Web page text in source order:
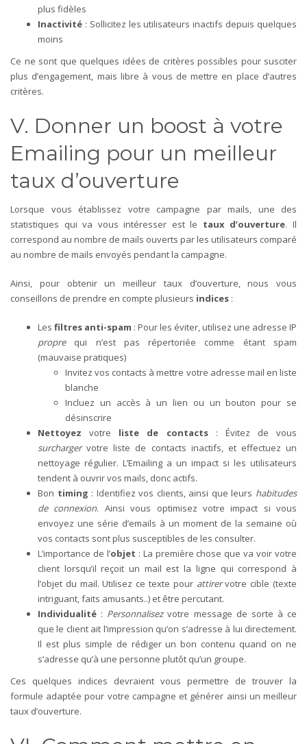
plus fidèles
Inactivité : Sollicitez les utilisateurs inactifs depuis quelques
moins
Ce ne sont que quelques idées de critères possibles pour susciter
plus d’engagement, mais libre à vous de mettre en place d’autres
critères.
V. Donner un boost à votre
Emailing pour un meilleur
taux d’ouverture
Lorsque vous établissez votre campagne par mails, une des
statistiques qui va vous intéresser est le taux d’ouverture. Il
correspond au nombre de mails ouverts par les utilisateurs comparé
au nombre de mails envoyés pendant la campagne.
Ainsi, pour obtenir un meilleur taux d’ouverture, nous vous
conseillons de prendre en compte plusieurs indices :
Les filtres anti-spam : Pour les éviter, utilisez une adresse IP
propre qui n’est pas répertoriée comme étant spam
(mauvaise pratiques)
Invitez vos contacts à mettre votre adresse mail en liste
blanche
Incluez un accès à un lien ou un bouton pour se
désinscrire
Nettoyez votre liste de contacts: Évitez de vous
surchargervotre liste de contacts inactifs, et effectuez un
nettoyage régulier. L’Emailing a un impact si les utilisateurs
tendent à ouvrir vos mails, donc actifs.
Bon timing : Identifiez vos clients, ainsi que leurs habitudes
de connexion. Ainsi vous optimisez votre impact si vous
envoyez une série d’emails à un moment de la semaine où
vos contacts sont plus susceptibles de les consulter.
L’importance de l’objet : La première chose que va voir votre
client lorsqu’il reçoit un mail est la ligne qui correspond à
l’objet du mail. Utilisez ce texte pour attirervotre cible (texte
intriguant, faits amusants..) et être percutant.
Individualité : Personnalisezvotre message de sorte à ce
que le client ait l’impression qu’on s’adresse à lui directement.
Il est plus simple de rédiger un bon contenu quand on ne
s’adresse qu’à une personne plutôt qu’un groupe.
Ces quelques indices devraient vous permettre de trouver la
formule adaptée pour votre campagne et générer ainsi un meilleur
taux d’ouverture.